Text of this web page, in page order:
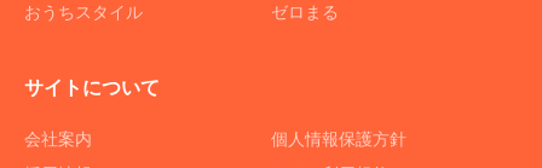
おうちスタイル
ゼロまる
サイトについて
会社案内
個人情報保護方針